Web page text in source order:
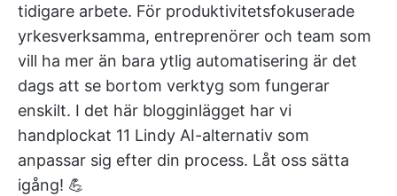
tidigare arbete. För produktivitetsfokuserade
yrkesverksamma, entreprenörer och team som
vill ha mer än bara ytlig automatisering är det
dags att se bortom verktyg som fungerar
enskilt. I det här blogginlägget har vi
handplockat 11 Lindy AI-alternativ som
anpassar sig efter din process. Låt oss sätta
igång! 💪